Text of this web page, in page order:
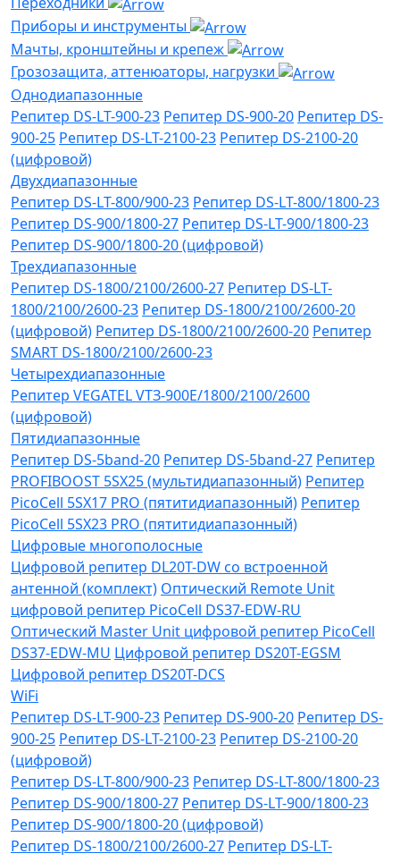
Приборы и инструменты
Мачты, кронштейны и крепеж
Грозозащита, аттенюаторы, нагрузки
Однодиапазонные
Репитер DS-LT-900-23 Репитер DS-900-20 Репитер DS-
900-25 Репитер DS-LT-2100-23 Репитер DS-2100-20
(цифровой)
Двухдиапазонные
Репитер DS-LT-800/900-23 Репитер DS-LT-800/1800-23
Репитер DS-900/1800-27 Репитер DS-LT-900/1800-23
Репитер DS-900/1800-20 (цифровой)
Трехдиапазонные
Репитер DS-1800/2100/2600-27 Репитер DS-LT-
1800/2100/2600-23 Репитер DS-1800/2100/2600-20
(цифровой) Репитер DS-1800/2100/2600-20 Репитер
SMART DS-1800/2100/2600-23
Четырехдиапазонные
Репитер VЕGATEL VТЗ-900Е/1800/2100/2600
(цифровой)
Пятидиапазонные
Репитер DS-5band-20 Репитер DS-5band-27 Репитер
PROFIBOOST 5SX25 (мультидиапазонный) Репитер
PicoCell 5SX17 PRO (пятитидиапазонный) Репитер
PicoCell 5SX23 PRO (пятитидиапазонный)
Цифровые многополосные
Цифровой репитер DL20T-DW со встроенной
антенной (комплект) Оптический Remote Unit
цифровой репитер PicoCell DS37-EDW-RU
Оптический Master Unit цифровой репитер PicoCell
DS37-EDW-MU Цифровой репитер DS20T-EGSM
Цифровой репитер DS20T-DCS
WiFi
Репитер DS-LT-900-23 Репитер DS-900-20 Репитер DS-
900-25 Репитер DS-LT-2100-23 Репитер DS-2100-20
(цифровой)
Репитер DS-LT-800/900-23 Репитер DS-LT-800/1800-23
Репитер DS-900/1800-27 Репитер DS-LT-900/1800-23
Репитер DS-900/1800-20 (цифровой)
Репитер DS-1800/2100/2600-27 Репитер DS-LT-